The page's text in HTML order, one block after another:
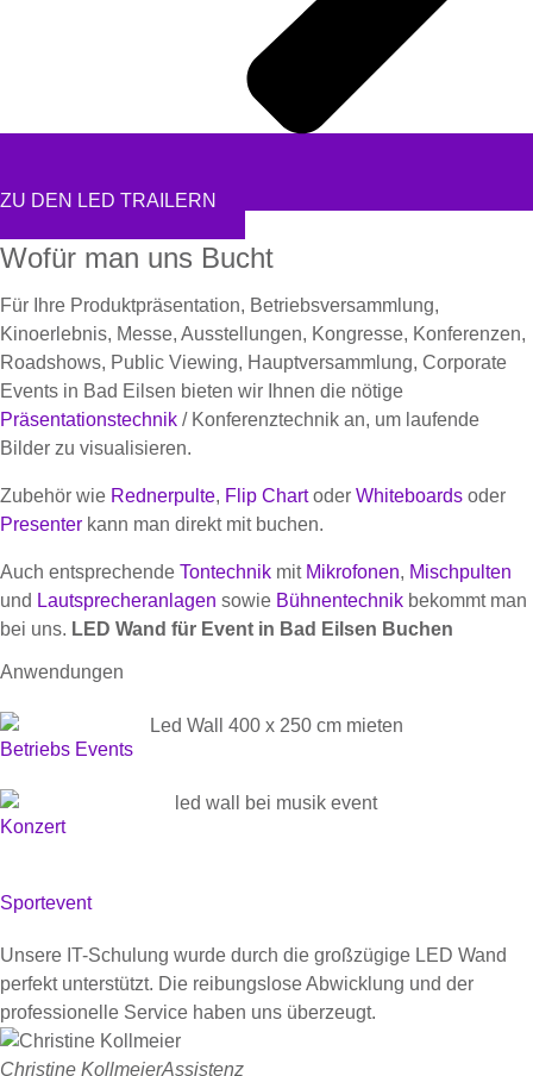
ZU DEN LED TRAILERN
Wofür man uns Bucht
Für Ihre Produktpräsentation, Betriebsversammlung,
Kinoerlebnis, Messe, Ausstellungen, Kongresse, Konferenzen,
Roadshows, Public Viewing, Hauptversammlung, Corporate
Events in Bad Eilsen bieten wir Ihnen die nötige
Präsentationstechnik / Konferenztechnik an, um laufende
Bilder zu visualisieren.
Zubehör wie Rednerpulte, Flip Chartoder Whiteboards oder
Presenter kann man direkt mit buchen.
Auch entsprechende Tontechnik mit Mikrofonen, Mischpulten
und Lautsprecheranlagen sowie Bühnentechnik bekommt man
bei uns. LED Wand für Event in Bad Eilsen Buchen
Anwendungen
Betriebs Events
Konzert
Sportevent
Unsere IT-Schulung wurde durch die großzügige LED Wand
perfekt unterstützt. Die reibungslose Abwicklung und der
professionelle Service haben uns überzeugt.
Christine KollmeierAssistenz